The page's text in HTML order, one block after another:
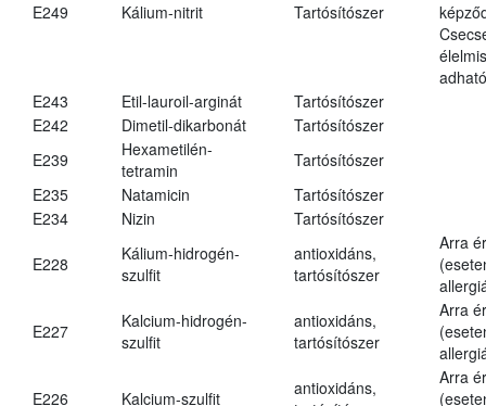
E249 Kálium-nitrit Tartósítószer
E243
Etil-lauroil-arginát
Tartósítószer
E242
Dimetil-dikarbonát
Tartósítószer
E239
Hexametilén-
tetramin
Tartósítószer
E235
Natamicin
Tartósítószer
E234
Nizin Tartósítószer
E228
Kálium-hidrogén-
szulfit
antioxidáns,
tartósítószer
Arra
E227
Kalcium-hidrogén-
szulfit
antioxidáns,
tartósítószer
Arra
E226 Kalcium-szulfit
antioxidáns,
Arra